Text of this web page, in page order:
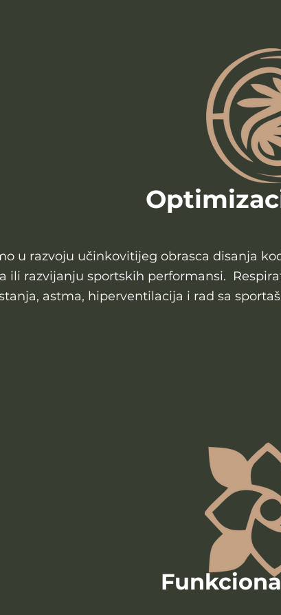
u razvoju učinkovitijeg obrasca disanja
ili razvijanju sportskih performansi.
astma, hiperventilacija i rad sa